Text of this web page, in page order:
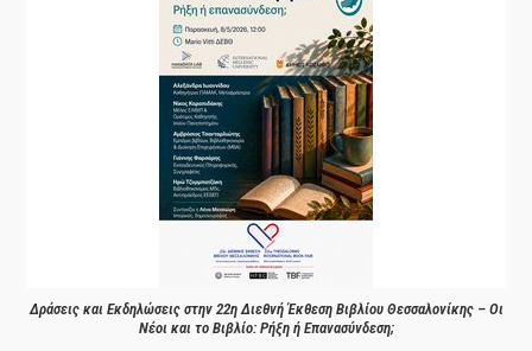
Δράσεις και Εκδηλώσεις στην 22η Διεθνή Έκθεση Βιβλίου Θεσσαλονίκης – Οι
Νέοι και το Βιβλίο: Ρήξη ή Επανασύνδεση;